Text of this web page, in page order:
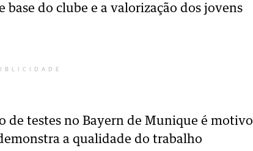
do clube e a valorização dos jovens
de testes no Bayern de Munique é motivo
a qualidade do trabalho